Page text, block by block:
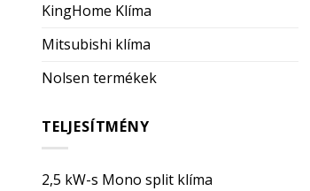
KingHome Klíma
Mitsubishi klíma
Nolsen termékek
TELJESÍTMÉNY
2,5 kW-s Mono split klíma